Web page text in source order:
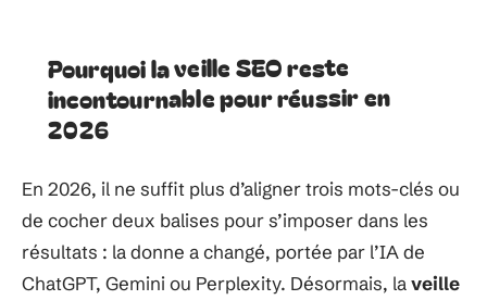
Pourquoi la veille SEO reste
incontournable pour réussir en
2026
En 2026, il ne suffit plus d’aligner trois mots-clés ou
de cocher deux balises pour s’imposer dans les
résultats : la donne a changé, portée par l’IA de
ChatGPT, Gemini ou Perplexity. Désormais, laveille